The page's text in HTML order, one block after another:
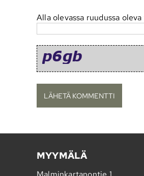
Alla olevassa ruudussa
MYYMÄLÄ